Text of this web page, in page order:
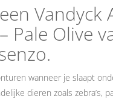
Pale Olive
wanneer je slaapt
dieren zoals zebra’s,